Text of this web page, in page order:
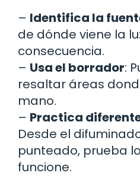
– Identifica la
de dónde viene la
consecuencia.
– Usa el borrador:
resaltar áreas
mano.
– Practica
Desde el
punteado, prueba
funcione.